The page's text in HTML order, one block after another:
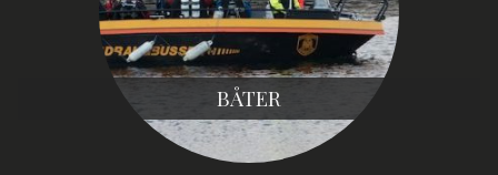
BÅTER